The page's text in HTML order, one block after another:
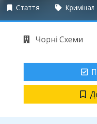
Стаття Кримінал
Чорні Схеми